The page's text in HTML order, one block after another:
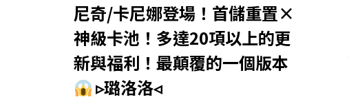
尼奇/卡尼娜登場！首儲重置×
神級卡池！多達20項以上的更
新與福利！最顛覆的一個版本
▹璐洛洛◃